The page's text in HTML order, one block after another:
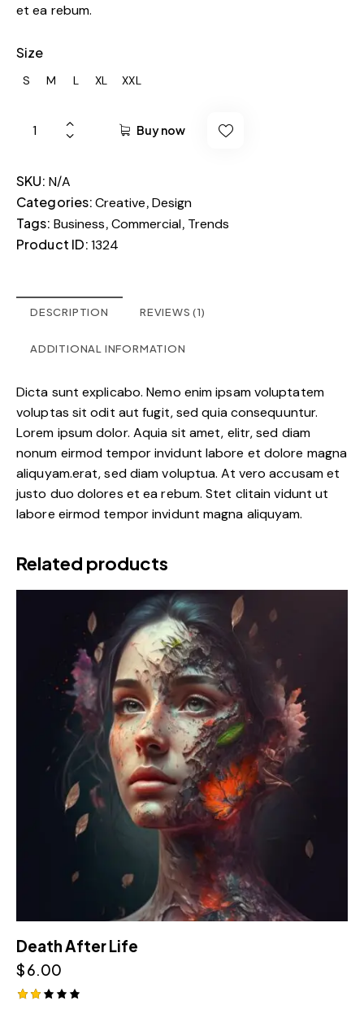
et ea rebum.
Size
S M L XL XXL
Buy now
SKU: N/A
Categories:Creative,Design
Tags: Business,Commercial, Trends
Product ID:1324
DESCRIPTION REVIEWS (1)
ADDITIONAL INFORMATION
Dicta sunt explicabo. Nemo enim ipsam voluptatem
voluptas sit odit aut fugit, sed quia consequuntur.
Lorem ipsum dolor. Aquia sit amet, elitr, sed diam
nonum eirmod tempor invidunt labore et dolore magna
aliquyam.erat, sed diam voluptua. At vero accusam et
justo duo dolores et ea rebum. Stet clitain vidunt ut
labore eirmod tempor invidunt magna aliquyam.
Related products
Death After Life
$6.00